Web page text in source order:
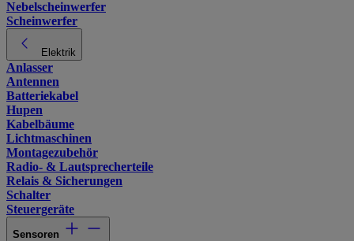
Nebelscheinwerfer
Scheinwerfer
Elektrik
Anlasser
Antennen
Batteriekabel
Hupen
Kabelbäume
Lichtmaschinen
Montagezubehör
Radio- & Lautsprecherteile
Relais & Sicherungen
Schalter
Steuergeräte
Sensoren